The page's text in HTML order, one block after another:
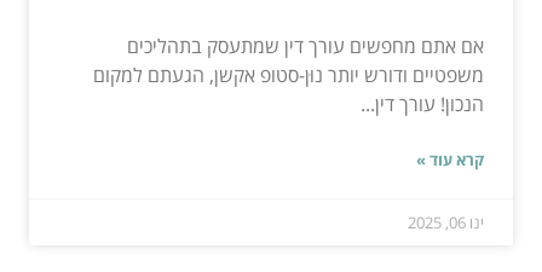
אם אתם מחפשים עורך דין שמתעסק בתהליכים
משפטיים ודורש יותר נוּן-סטופ אקשן, הגעתם למקום
הנכון! עורך דין...
קרא עוד »
ינו 06, 2025